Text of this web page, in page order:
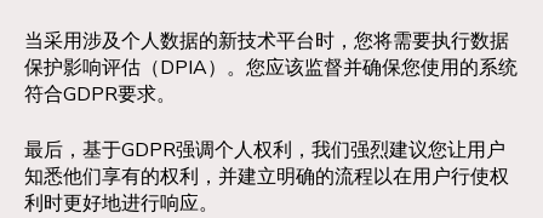
当采用涉及个人数据的新技术平台时，您将需要执行数据
保护影响评估（DPIA）。您应该监督并确保您使用的系统
符合GDPR要求。
最后，基于GDPR强调个人权利，我们强烈建议您让用户
知悉他们享有的权利，并建立明确的流程以在用户行使权
利时更好地进行响应。